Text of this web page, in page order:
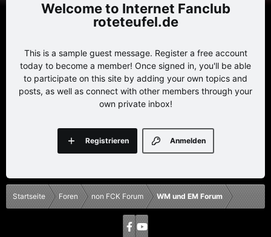
Internet Fanclub
roteteufel.de
This is a sample guest message. Register a free account
today to become a member! Once signed in, you'll be able
to participate on this site by adding your own topics and
posts, as well as connect with other members through your
own private inbox!
Anmelden
Registrieren
Startseite Foren non FCK Forum WM und EM Forum